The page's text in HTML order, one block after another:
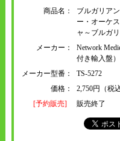
商品名：
ブルガリア
ー・オーケ
ャ～ブルガ
メーカー：
Network
付き輸入盤
メーカー型番：
TS-5272
価格：
2,750円（税
[予約販売]
販売終了